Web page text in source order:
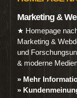
Marketing &
★ Homepage
Marketing &
und
& moderne
» Mehr
»